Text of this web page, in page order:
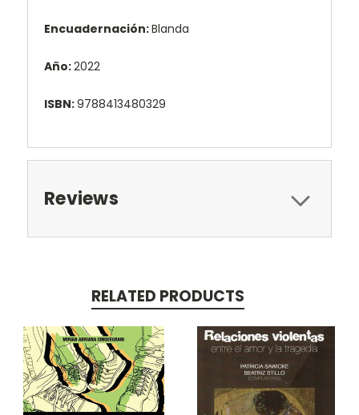
Encuadernación:Blanda
Año:2022
ISBN:9788413480329
Reviews
RELATED PRODUCTS